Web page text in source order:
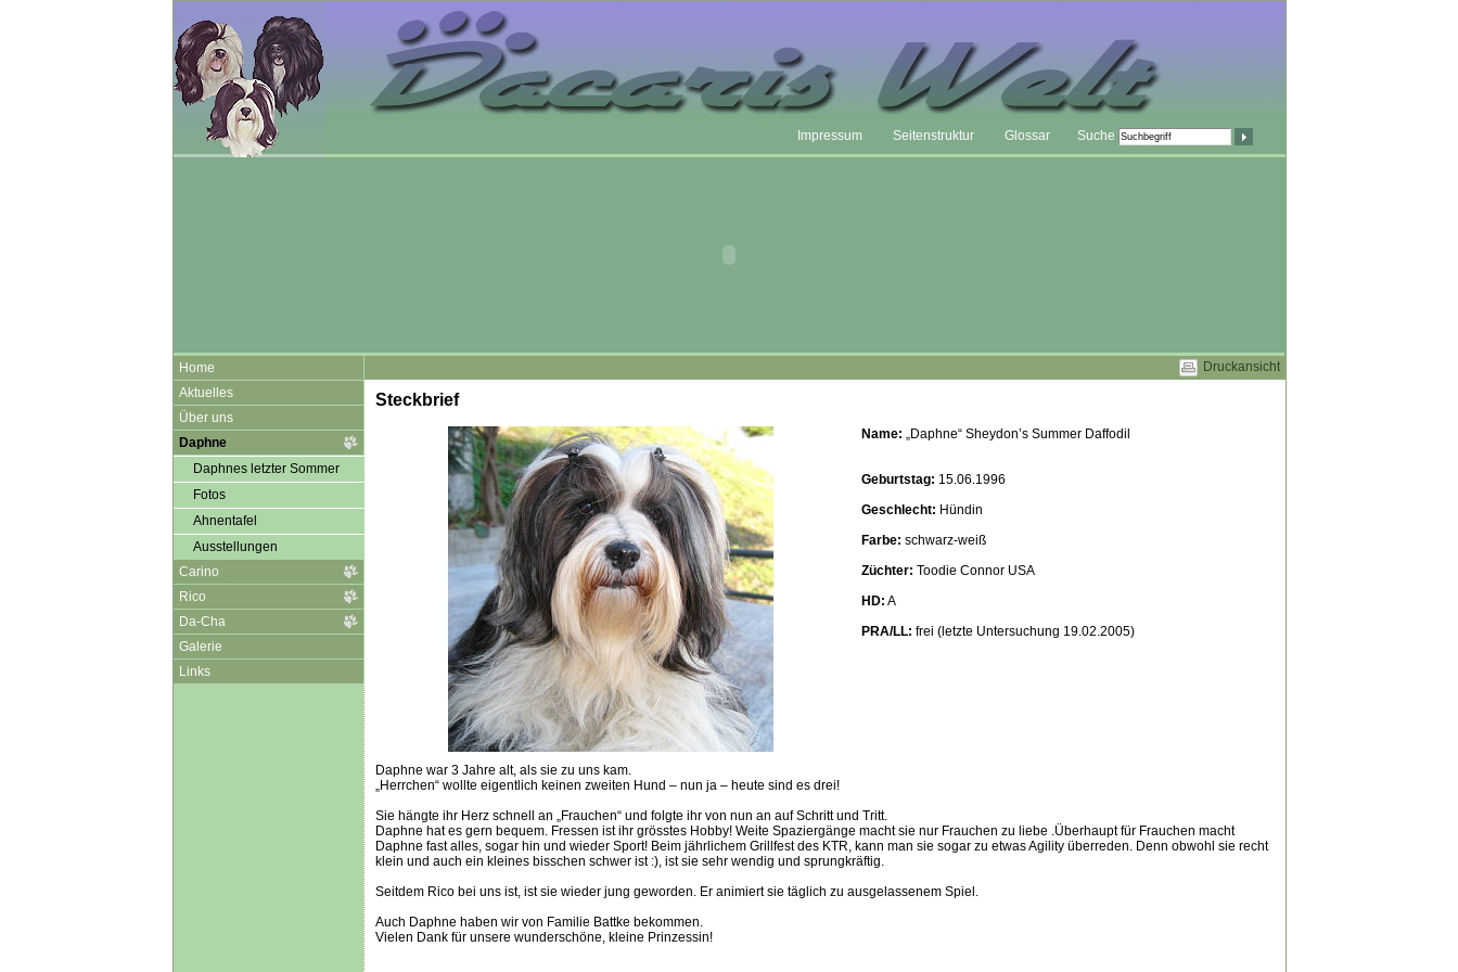
Suche
Impressum Seitenstruktur Glossar
Home
Aktuelles
Über uns
Daphne
Daphnes letzter Sommer
Fotos
Ahnentafel
Ausstellungen
Carino
Rico
Da-Cha
Galerie
Links
Druckansicht
Steckbrief
Name: „Daphne“ Sheydon’s Summer Daffodil
Geburtstag: 15.06.1996
Geschlecht: Hündin
Farbe: schwarz-weiß
Züchter: Toodie Connor USA
HD: A
PRA/LL: frei (letzte Untersuchung 19.02.2005)
Daphne war 3 Jahre alt, als sie zu uns kam.
„Herrchen“ wollte eigentlich keinen zweiten Hund – nun ja – heute sind es drei!
Sie hängte ihr Herz schnell an „Frauchen“ und folgte ihr von nun an auf Schritt und Tritt.
Daphne hat es gern bequem. Fressen ist ihr grösstes Hobby! Weite Spaziergänge macht sie nur Frauchen zu liebe .Überhaupt für Frauchen macht
Daphne fast alles, sogar hin und wieder Sport! Beim jährlichem Grillfest des KTR, kann man sie sogar zu etwas Agility überreden. Denn obwohl sie recht
klein und auch ein kleines bisschen schwer ist :), ist sie sehr wendig und sprungkräftig.
Seitdem Rico bei uns ist, ist sie wieder jung geworden. Er animiert sie täglich zu ausgelassenem Spiel.
Auch Daphne haben wir von Familie Battke bekommen.
Vielen Dank für unsere wunderschöne, kleine Prinzessin!